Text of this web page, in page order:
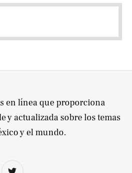
en línea que proporciona
y actualizada sobre los temas
y el mundo.